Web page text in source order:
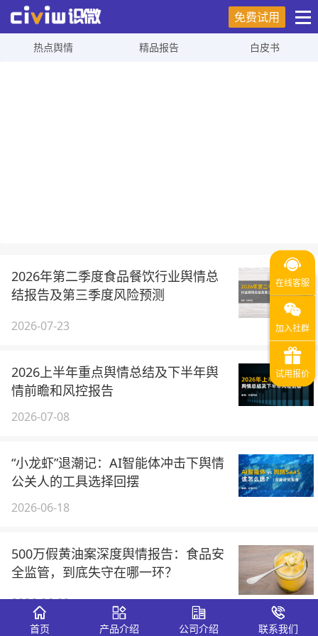
免费试用
热点舆情 精品报告 白皮书
2026年第二季度食品餐饮行业舆情总
结报告及第三季度风险预测
2026-07-23
2026上半年重点舆情总结及下半年舆
情前瞻和风控报告
2026-07-08
“小龙虾”退潮记：AI智能体冲击下舆情
公关人的工具选择回摆
2026-06-18
500万假黄油案深度舆情报告：食品安
全监管，到底失守在哪一环？
2026-06-09
首页 产品介绍 公司介绍 联系我们